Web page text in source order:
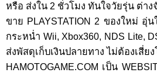
หรือ ส่งใน 2 ชั่วโมง ทันใจวัยรุ่น ต่า
ขาย PLAYSTATION 2 ของใหม่ อุ่
กระหน่ำ Wii, Xbox360, NDS Lite,
ส่งพัสดุเก็บเงินปลายทาง ไม่ต้องเสี่ย
HAMOTOGAME.COM เป็น